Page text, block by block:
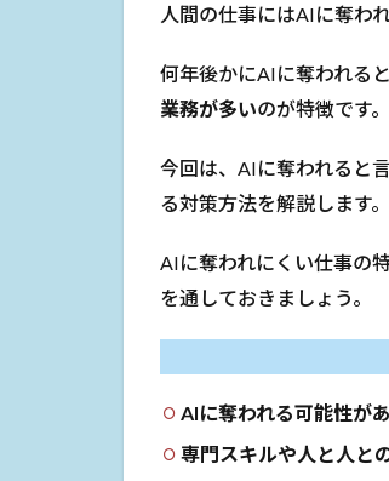
人間の仕事にはAIに奪わ
何年後かにAIに奪われる
業務が多いのが特徴です。
今回は、AIに奪われると
る対策方法を解説します。
AIに奪われにくい仕事の
を通しておきましょう。
AIに奪われる可能性が
専門スキルや人と人と